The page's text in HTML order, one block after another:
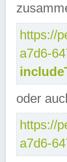
https://
a7d6-
oder
https://
a7d6-